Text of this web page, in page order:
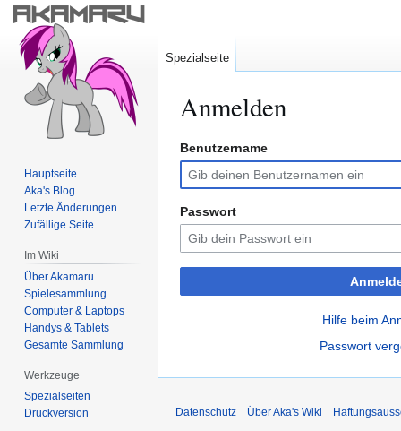
Anmelden
Zur
Navigation
springen
Zur
Suche
springen
Benutzername
Passwort
Hilfe beim
Passwort
Spezialseite
Hauptseite
Aka's Blog
Letzte Änderungen
Zufällige Seite
Im Wiki
Über Akamaru
Spielesammlung
Computer & Laptops
Handys & Tablets
Gesamte Sammlung
Werkzeuge
Spezialseiten
Druckversion
Datenschutz Über Aka's Wiki